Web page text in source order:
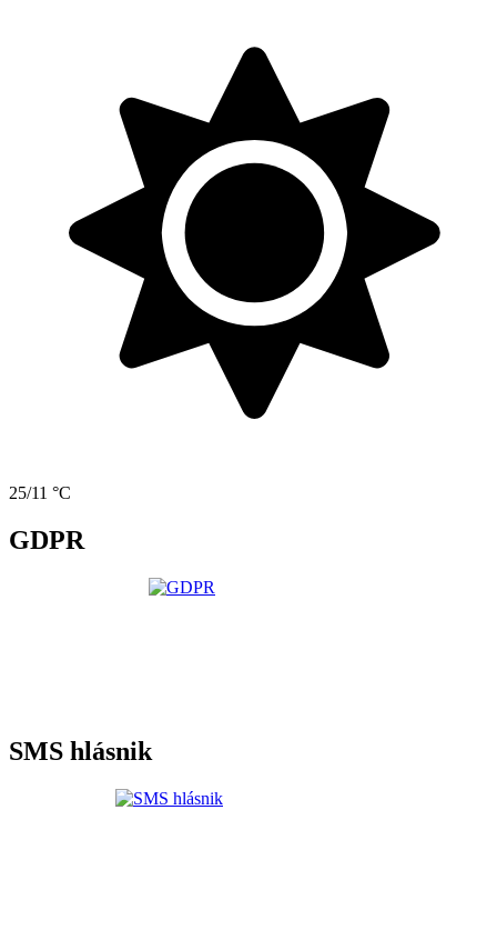
25/11 °C
GDPR
SMS hlásnik